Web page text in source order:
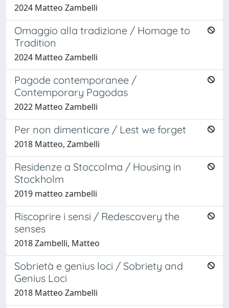
2024 Matteo Zambelli
Omaggio alla tradizione / Homage to
Tradition
2024 Matteo Zambelli
Pagode contemporanee /
Contemporary Pagodas
2022 Matteo Zambelli
Per non dimenticare / Lest we forget
2018 Matteo, Zambelli
Residenze a Stoccolma / Housing in
Stockholm
2019 matteo zambelli
Riscoprire i sensi / Redescovery the
senses
2018 Zambelli, Matteo
Sobrietà e genius loci / Sobriety and
Genius Loci
2018 Matteo Zambelli